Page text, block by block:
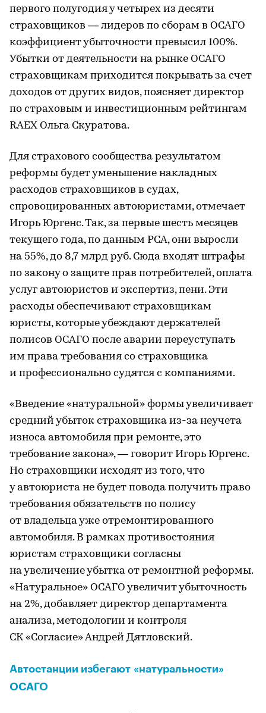
первого полугодия у четырех из десяти
страховщиков — лидеров по сборам в ОСАГО
коэффициент убыточности превысил 100%.
Убытки от деятельности на рынке ОСАГО
страховщикам приходится покрывать за счет
доходов от других видов, поясняет директор
по страховым и инвестиционным рейтингам
RAEX Ольга Скуратова.
Для страхового сообщества результатом
реформы будет уменьшение накладных
расходов страховщиков в судах,
спровоцированных автоюристами, отмечает
Игорь Юргенс. Так, за первые шесть месяцев
текущего года, по данным РСА, они выросли
на 55%, до 8,7 млрд руб. Сюда входят штрафы
по закону о защите прав потребителей, оплата
услуг автоюристов и экспертиз, пени. Эти
расходы обеспечивают страховщикам
юристы, которые убеждают держателей
полисов ОСАГО после аварии переуступать
им права требования со страховщика
и профессионально судятся с компаниями.
«Введение «натуральной» формы увеличивает
средний убыток страховщика из-за неучета
износа автомобиля при ремонте, это
требование закона», — говорит Игорь Юргенс.
Но страховщики исходят из того, что
у автоюриста не будет повода получить право
требования обязательств по полису
от владельца уже отремонтированного
автомобиля. В рамках противостояния
юристам страховщики согласны
на увеличение убытка от ремонтной реформы.
«Натуральное» ОСАГО увеличит убыточность
на 2%, добавляет директор департамента
анализа, методологии и контроля
СК «Согласие» Андрей Дятловский.
Автостанции избегают «натуральности»
ОСАГО